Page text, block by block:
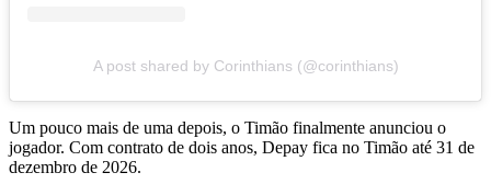
A post shared by Corinthians (@corinthians)
Um pouco mais de uma depois, o Timão finalmente anunciou o
jogador. Com contrato de dois anos, Depay fica no Timão até 31 de
dezembro de 2026.